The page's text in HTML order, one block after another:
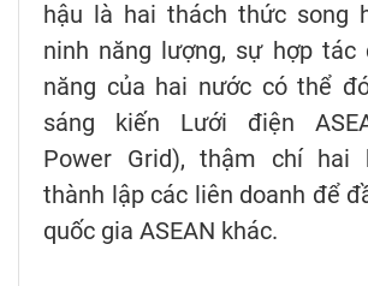
hậu là hai thách thức song
ninh năng lượng, sự hợp tác
năng của hai nước có thể
sáng kiến Lưới điện
Power Grid), thậm chí hai
thành lập các liên doanh để
quốc gia ASEAN khác.